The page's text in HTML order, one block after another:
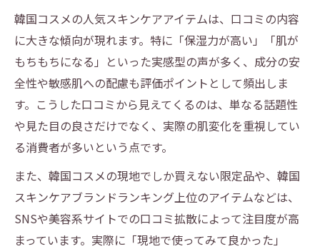
韓国コスメブランド一覧で分かる旬の人気
トレンド
韓国コスメ新作ブランドの特徴と注目ポイ
ント
人気スキンケアが揃う韓国コスメブランド
の傾向
韓国コスメランキングから読み解く定番と
新勢力
40代50代に人気の韓国コスメブランド一覧
の魅力
韓国コスメの人気スキンケアアイテムは、口コミの内容
に大きな傾向が現れます。特に「保湿力が高い」「肌が
もちもちになる」といった実感型の声が多く、成分の安
全性や敏感肌への配慮も評価ポイントとして頻出しま
す。こうした口コミから見えてくるのは、単なる話題性
や見た目の良さだけでなく、実際の肌変化を重視してい
る消費者が多いという点です。
また、韓国コスメの現地でしか買えない限定品や、韓国
スキンケアブランドランキング上位のアイテムなどは、
SNSや美容系サイトでの口コミ拡散によって注目度が高
まっています。実際に「現地で使ってみて良かった」